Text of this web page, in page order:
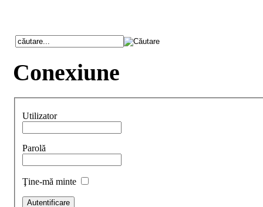
Conexiune
Utilizator
Parolă
Ţine-mă minte